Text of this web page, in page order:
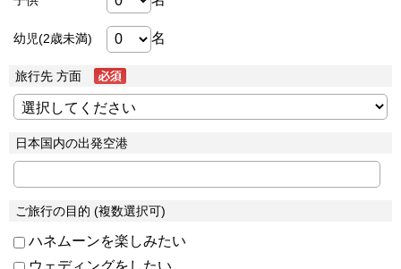
幼児(2歳未満) 名
旅行先 方面
日本国内の出発空港
ご旅行の目的 (複数選択可)
ハネムーンを楽しみたい